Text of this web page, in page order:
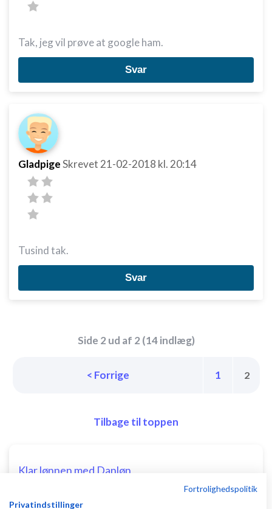
Tak, jeg vil prøve at google ham.
Svar
GladpigeSkrevet 21-02-2018 kl. 20:14
Tusind tak.
Svar
Side 2 ud af 2 (14 indlæg)
< Forrige 1 2
Tilbage til toppen
Klar lønnen med Danløn
og billigt. Opret gratis konto.
Fortrolighedspolitik
Privatindstillinger